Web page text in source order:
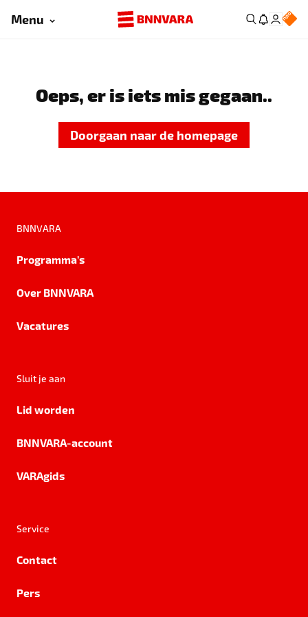
Menu
Oeps, er is iets mis gegaan..
Doorgaan naar de homepage
BNNVARA
Programma's
Over BNNVARA
Vacatures
Sluit je aan
Lid worden
BNNVARA-account
VARAgids
Service
Contact
Pers